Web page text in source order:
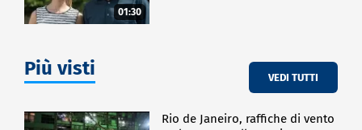
01:30
Più visti VEDI TUTTI
Rio de Janeiro, raffiche di vento